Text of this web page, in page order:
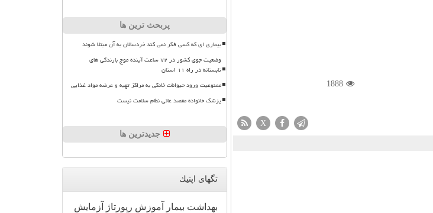
1888
X
پربحث ترین ها
بیماری ای که کسی فکر نمی کند خردسالان به آن مبتلا شوند
وضعیت جوی کشور در ۷۲ ساعت آینده موج بارندگی های
تابستانه در راه ۱۱ استان
ممنوعیت ورود حیوانات خانگی به مراکز تهیه و عرضه مواد غذایی
پزشک خانواده مقصد غائی نظام سلامت نیست
جدیدترین ها
تگهای اپتیك
بهداشت بیمار آموزش رپورتاژ
آزمایش